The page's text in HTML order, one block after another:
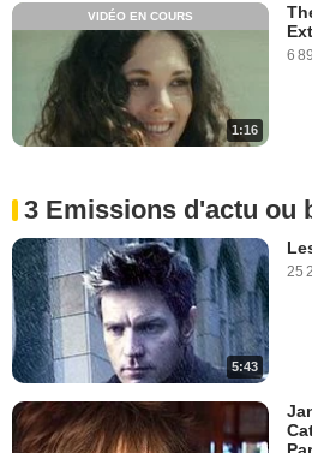
1:16
VIDÉO EN COURS
6
3 Emissions d'actu ou
5:43
25